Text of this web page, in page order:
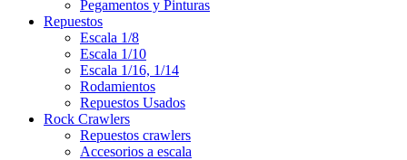
Pegamentos y Pinturas
Repuestos
Escala 1/8
Escala 1/10
Escala 1/16, 1/14
Rodamientos
Repuestos Usados
Rock Crawlers
Repuestos crawlers
Accesorios a escala